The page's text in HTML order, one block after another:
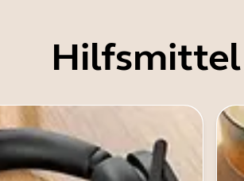
Hilfsmittel